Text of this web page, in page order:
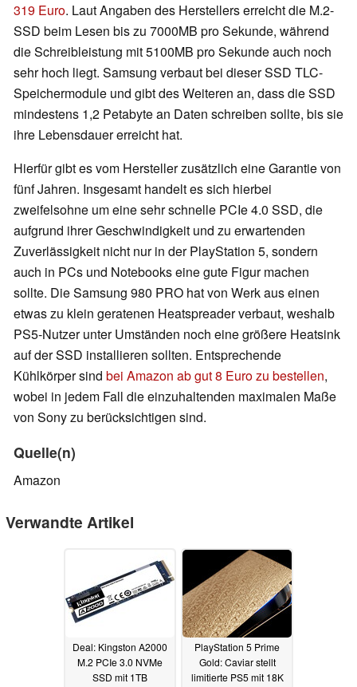
319 Euro. Laut Angaben des Herstellers erreicht die M.2-
SSD beim Lesen bis zu 7000MB pro Sekunde, während
die Schreibleistung mit 5100MB pro Sekunde auch noch
sehr hoch liegt. Samsung verbaut bei dieser SSD TLC-
Speichermodule und gibt des Weiteren an, dass die SSD
mindestens 1,2 Petabyte an Daten schreiben sollte, bis sie
ihre Lebensdauer erreicht hat.
Hierfür gibt es vom Hersteller zusätzlich eine Garantie von
fünf Jahren. Insgesamt handelt es sich hierbei
zweifelsohne um eine sehr schnelle PCIe 4.0 SSD, die
aufgrund ihrer Geschwindigkeit und zu erwartenden
Zuverlässigkeit nicht nur in der PlayStation 5, sondern
auch in PCs und Notebooks eine gute Figur machen
sollte. Die Samsung 980 PRO hat von Werk aus einen
etwas zu klein geratenen Heatspreader verbaut, weshalb
PS5-Nutzer unter Umständen noch eine größere Heatsink
auf der SSD installieren sollten. Entsprechende
Kühlkörper sind bei Amazon ab gut 8 Euro zu bestellen,
wobei in jedem Fall die einzuhaltenden maximalen Maße
von Sony zu berücksichtigen sind.
Quelle(n)
Amazon
Verwandte Artikel
Deal: Kingston A2000
M.2 PCIe 3.0 NVMe
SSD mit 1TB
PlayStation 5 Prime
Gold: Caviar stellt
limitierte PS5 mit 18K